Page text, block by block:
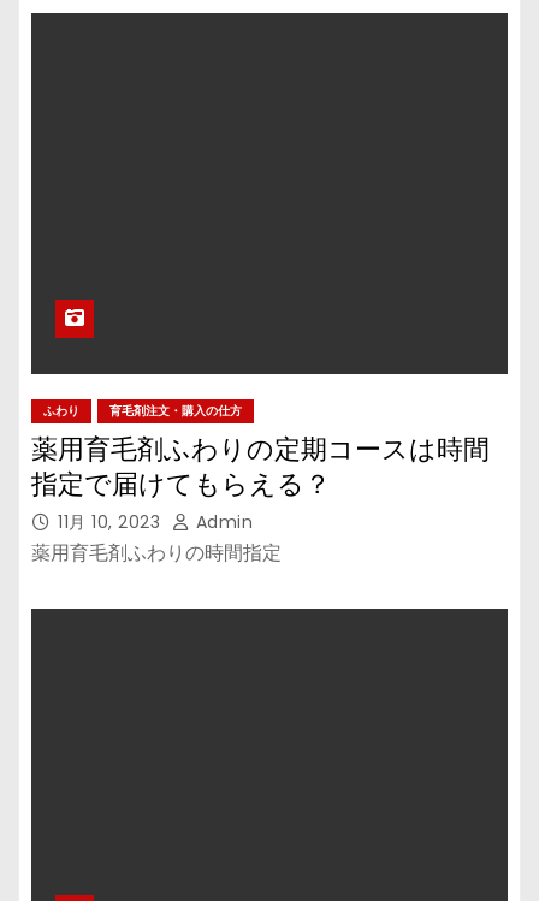
ふわり 育毛剤注文・購入の仕方
薬用育毛剤ふわりの定期コースは時間
指定で届けてもらえる？
11月 10, 2023 Admin
薬用育毛剤ふわりの時間指定